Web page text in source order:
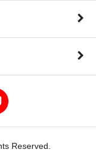
Reserved.